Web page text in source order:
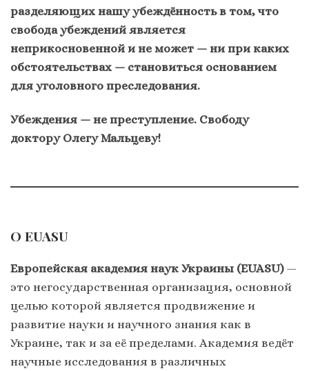
разделяющих нашу убеждённость в том, что
свобода убеждений является
неприкосновенной и не может — ни при каких
обстоятельствах — становиться основанием
для уголовного преследования.
Убеждения — не преступление. Свободу
доктору Олегу Мальцеву!
О EUASU
Европейская академия наук Украины (EUASU)—
это негосударственная организация, основной
целью которой является продвижение и
развитие науки и научного знания как в
Украине, так и за её пределами. Академия ведёт
научные исследования в различных